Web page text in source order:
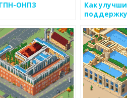
ГПН-ОНПЗ
Как
поддержку
по